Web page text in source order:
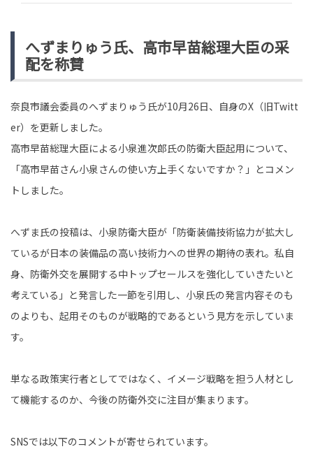
へずまりゅう氏、高市早苗総理大臣の采
配を称賛
奈良市議会委員のへずまりゅう氏が10月26日、自身のX（旧Twitt
er）を更新しました。
高市早苗総理大臣による小泉進次郎氏の防衛大臣起用について、
「高市早苗さん小泉さんの使い方上手くないですか？」とコメン
トしました。
へずま氏の投稿は、小泉防衛大臣が「防衛装備技術協力が拡大し
ているが日本の装備品の高い技術力への世界の期待の表れ。私自
身、防衛外交を展開する中トップセールスを強化していきたいと
考えている」と発言した一節を引用し、小泉氏の発言内容そのも
のよりも、起用そのものが戦略的であるという見方を示していま
す。
単なる政策実行者としてではなく、イメージ戦略を担う人材とし
て機能するのか、今後の防衛外交に注目が集まります。
SNSでは以下のコメントが寄せられています。